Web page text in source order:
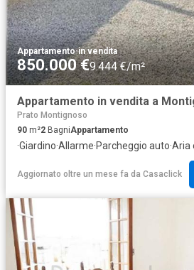
Appartamento·in vendita
850.000 €9.444 €/m²
Appartamento in vendita a
Prato Montignoso
90 m²2 BagniAppartamento
·Giardino·Allarme·Parcheggio auto·Aria
Aggiornato oltre un mese fa da Casaclick